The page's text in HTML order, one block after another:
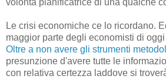
volontà pianificatrice di una qualche
Le crisi economiche ce lo ricordano.
maggior parte degli economisti di
Oltre a non avere gli strumenti
presunzione d'avere tutte le
con relativa certezza laddove si